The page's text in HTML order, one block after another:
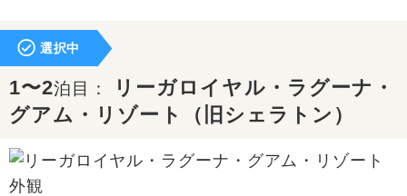
選択中
1〜2泊目：
リーガロイヤル・ラグーナ・
グアム・リゾート（旧シェラトン）